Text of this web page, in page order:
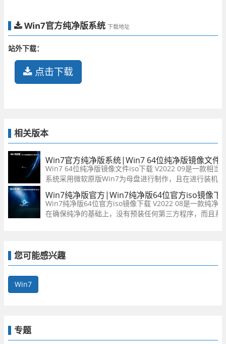
Win7官方纯净版系统 下载地址
站外下载：
点击下载
相关版本
Win7官方纯净版系统|Win7 64位纯净版镜像文件
Win7 64位纯净版镜像文件iso下载 V2022 09是一款相当
系统采用微软原版Win7为母盘进行制作，且在进行装机
作，系统的安装过程很简单，只需几分钟即可，有需要
Win7纯净版官方|Win7纯净版64位官方iso镜像下
Win7纯净版64位官方iso镜像下载 V2022 08是一款纯净
在确保纯净的基础上，没有预装任何第三方程序，而且系
您可能感兴趣
Win7
专题